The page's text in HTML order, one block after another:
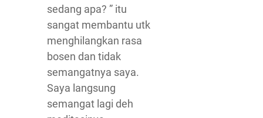
sedang apa? ” itu
sangat membantu utk
menghilangkan rasa
bosen dan tidak
semangatnya saya.
Saya langsung
semangat lagi deh